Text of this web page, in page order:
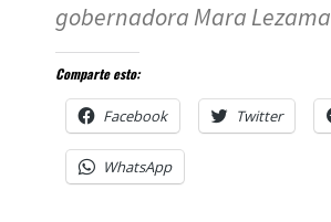
gobernadora Mara Lezama
Comparte esto:
Facebook Twitter
WhatsApp